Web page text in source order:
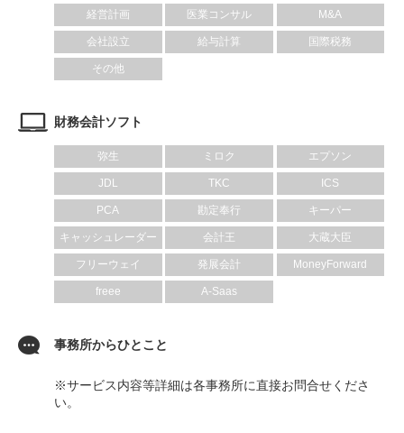
経営計画 医業コンサル M&A
会社設立 給与計算 国際税務
その他
財務会計ソフト
弥生 ミロク エプソン
JDL TKC ICS
PCA 勘定奉行 キーパー
キャッシュレーダー 会計王 大蔵大臣
フリーウェイ 発展会計 MoneyForward
freee A-Saas
事務所からひとこと
※サービス内容等詳細は各事務所に直接お問合せくださ
い。